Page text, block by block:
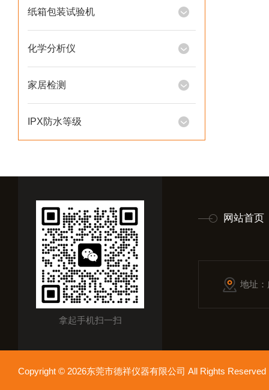
纸箱包装试验机
化学分析仪
家居检测
IPX防水等级
拿起手机扫一扫
网站首页
地址
Copyright © 2026东莞市德祥仪器有限公司 All Rights